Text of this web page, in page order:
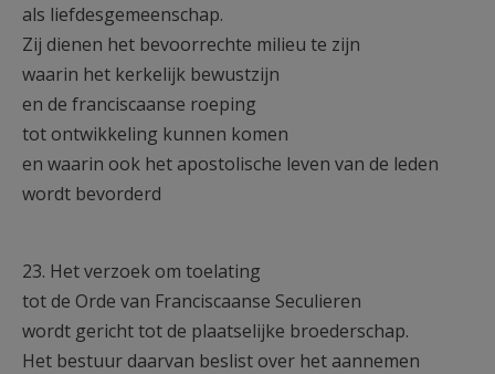
als liefdesgemeenschap.
Zij dienen het bevoorrechte milieu te zijn
waarin het kerkelijk bewustzijn
en de franciscaanse roeping
tot ontwikkeling kunnen komen
en waarin ook het apostolische leven van de leden
wordt bevorderd
23. Het verzoek om toelating
tot de Orde van Franciscaanse Seculieren
wordt gericht tot de plaatselijke broederschap.
Het bestuur daarvan beslist over het aannemen